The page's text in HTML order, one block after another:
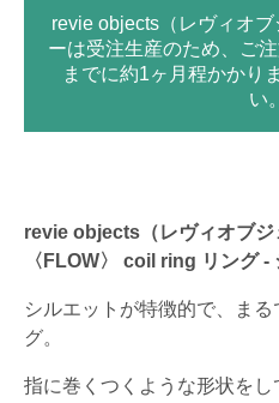
revie objects（レヴィオ
ーは受注生産のため、ご
までに約1ヶ月程かかり
い。
revie objects（レヴィオブジ
〈FLOW〉 coil ring リング -
シルエットが特徴的で、ま
グ。
指に巻くつくような形状を